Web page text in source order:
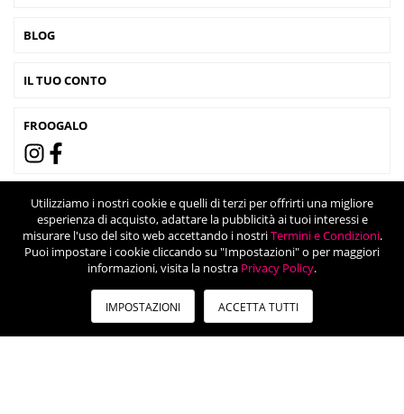
Utilizziamo i nostri cookie e quelli di terzi per offrirti una migliore
esperienza di acquisto, adattare la pubblicità ai tuoi interessi e
misurare l'uso del sito web accettando i nostriTermini e Condizioni.
Puoi impostare i cookie cliccando su "Impostazioni" o per maggiori
informazioni, visita la nostra Privacy Policy.
IMPOSTAZIONI ACCETTA TUTTI
BLOG
IL TUO CONTO
FROOGALO